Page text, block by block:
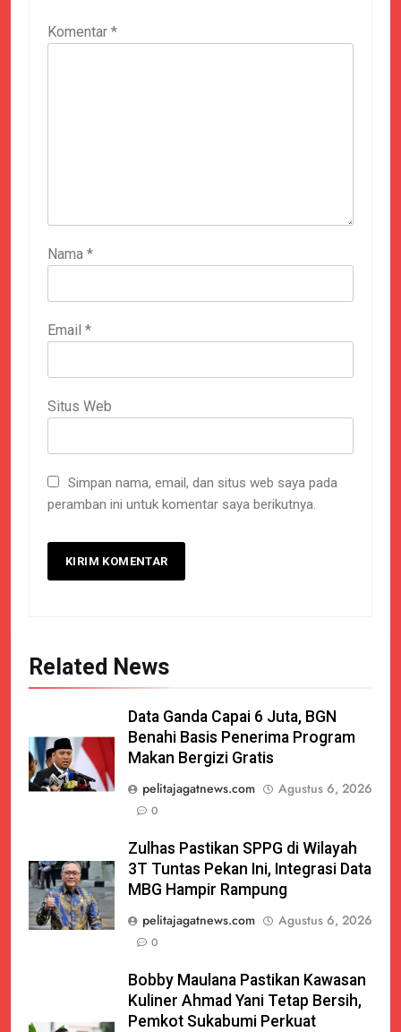
Komentar *
Nama *
Email *
Situs Web
Simpan nama, email, dan situs web saya pada
peramban ini untuk komentar saya berikutnya.
Related News
Data Ganda Capai 6 Juta, BGN
Benahi Basis Penerima Program
Makan Bergizi Gratis
pelitajagatnews.com
Agustus 6, 2026
0
Zulhas Pastikan SPPG di Wilayah
3T Tuntas Pekan Ini, Integrasi Data
MBG Hampir Rampung
pelitajagatnews.com
Agustus 6, 2026
0
Bobby Maulana Pastikan Kawasan
Kuliner Ahmad Yani Tetap Bersih,
Pemkot Sukabumi Perkuat